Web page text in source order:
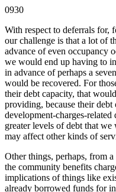
0930
With respect to deferrals for,
our challenge is that a lot of
advance of even occupancy
we would end up having to
in advance of perhaps a
would be recovered. For
their debt capacity, that
providing, because their debt
development-charges-
greater levels of debt that
may affect other kinds of
Other things, perhaps, from
the community benefits
implications of things like
already borrowed funds for